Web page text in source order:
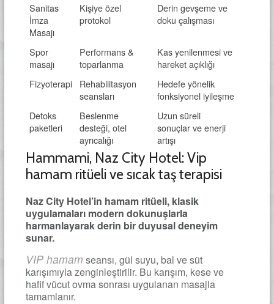
Sanitas
İmza
Masajı
Kişiye özel
protokol
Derin gevşeme ve
doku çalışması
Spor
masajı
Performans &
toparlanma
Kas yenilenmesi ve
hareket açıklığı
Fizyoterapi
Rehabilitasyon
seansları
Hedefe yönelik
fonksiyonel iyileşme
Detoks
paketleri
Beslenme
desteği, otel
ayrıcalığı
Uzun süreli
sonuçlar ve enerji
artışı
Hammami, Naz City Hotel: Vip
hamam ritüeli ve sıcak taş terapisi
Naz City Hotel’in hamam ritüeli, klasik
uygulamaları modern dokunuşlarla
harmanlayarak derin bir duyusal deneyim
sunar.
VIP hamam seansı, gül suyu, bal ve süt
karışımıyla zenginleştirilir. Bu karışım, kese ve
hafif vücut ovma sonrası uygulanan masajla
tamamlanır.